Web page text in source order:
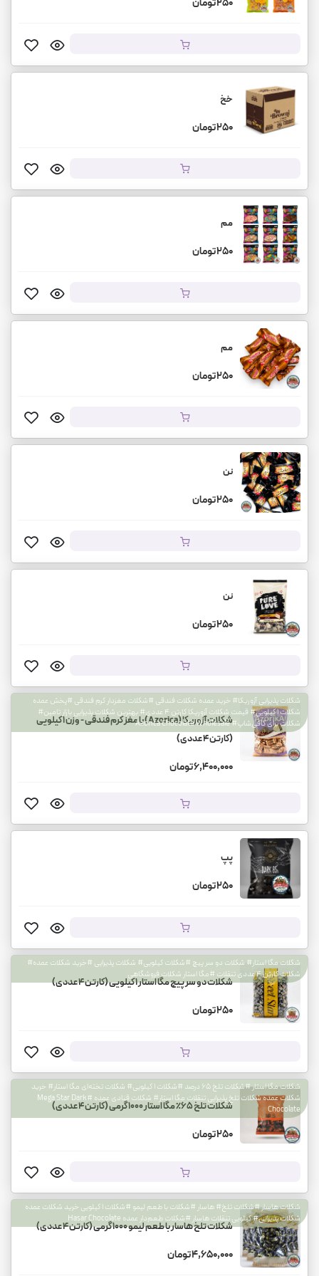
250 تومان
خخ
250 تومان
مم
250 تومان
مم
250 تومان
نن
250 تومان
نن
250 تومان
شکلات پذیرایی آزوریکا# خرید عمده شکلات فندقی #شکلات مغزدار کرم فندقی #پخش عمده
شکلات ۱ کیلویی# قیمت شکلات آزوریکا کارتن ۴ عددی# بهترین شکلات پذیرایی بازار تامین#
شکلات برای کافی‌شاپ# Azorica Chocolate Wholesale
شکلات آزوریکا (Azorica) با مغز کرم فندقی - وزن ۱ کیلویی
(کارتن ۴ عددی)
6,400,000 تومان
پپ
250 تومان
شکلات مگا استار# شکلات دو سر پیچ #شکلات کیلویی# شکلات پذیرایی #خرید شکلات عمده#
شکلات کارتن ۴ عددی تنقلات #مگا استار شکلات فروشگاهی
شکلات دو سر پیچ مگا استار ۱ کیلویی (کارتن ۴ عددی)
250 تومان
شکلات مگا استار #شکلات تلخ ۶۵ درصد #شکلات ۱ کیلویی# شکلات تخته‌ای مگا استار# خرید
شکلات عمده شکلات تلخ پذیرایی تنقلات مگا استار# شکلات قنادی عمده #Mega Star Dark
Chocolate
شکلات تلخ ۶۵٪ مگا استار ۱۰۰۰ گرمی (کارتن ۴ عددی)
250 تومان
شکلات هاسار #شکلات تلخ# هاسار #شکلات با طعم لیمو #شکلات ۱ کیلویی خرید شکلات عمده
شکلات پذیرایی# کیلویی تنقلات هاسار #شکلات طعم‌دار عمده Hasar Chocolate
شکلات تلخ هاسار با طعم لیمو ۱۰۰۰ گرمی (کارتن ۴ عددی)
4,650,000 تومان